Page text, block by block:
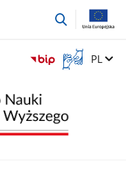
przejdź
Otwórz
okno
języka
migowego
Zmień
PL